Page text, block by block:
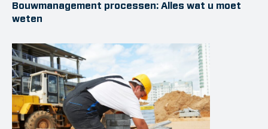
Bouwmanagement processen: Alles wat u moet
weten